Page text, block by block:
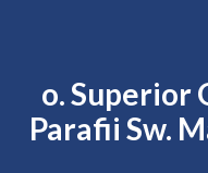
o. Superior
Parafii Sw.